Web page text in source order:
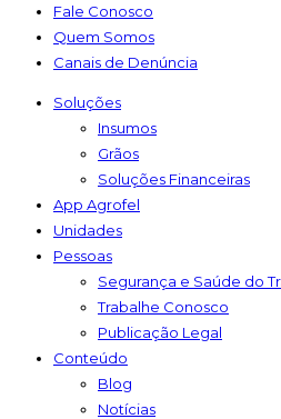
Fale Conosco
Quem Somos
Canais de Denúncia
Soluções
Insumos
Grãos
Soluções Financeiras
App Agrofel
Unidades
Pessoas
Segurança e Saúde do
Trabalhe Conosco
Publicação Legal
Conteúdo
Blog
Notícias